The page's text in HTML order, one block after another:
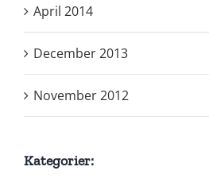
April 2014
December 2013
November 2012
Kategorier: